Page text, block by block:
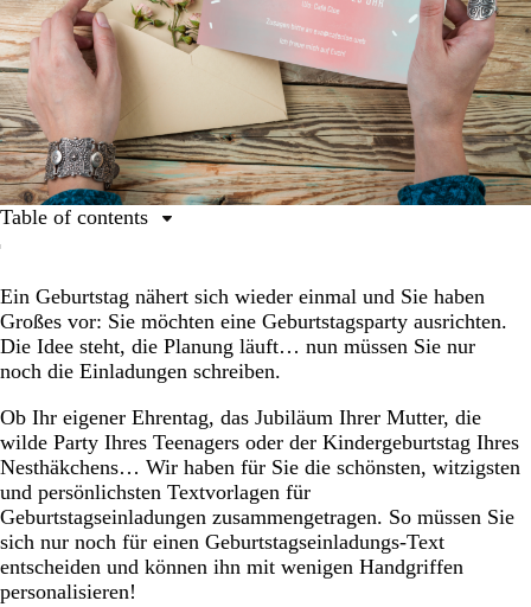
Ein Geburtstag nähert sich wieder einmal und Sie haben
Großes vor: Sie möchten eine Geburtstagsparty ausrichten.
Die Idee steht, die Planung läuft… nun müssen Sie nur
noch die Einladungen schreiben.
Ob Ihr eigener Ehrentag, das Jubiläum Ihrer Mutter, die
wilde Party Ihres Teenagers oder der Kindergeburtstag Ihres
Nesthäkchens… Wir haben für Sie die schönsten, witzigsten
und persönlichsten Textvorlagen für
Geburtstagseinladungen zusammengetragen. So müssen Sie
sich nur noch für einen Geburtstagseinladungs-Text
entscheiden und können ihn mit wenigen Handgriffen
personalisieren!
Table of contents
Text
2. Textvorlagen für Geburtstagseinladungen an Freunde
und Familie
3. Text für Einladungen zum Kindergeburtstag, zur
Teenager-Party oder für Erwachsene: Vorlagen
4. Sprüche für eine Einladung zum Geburtstag, die
etwas formeller sein soll
5. Vorlagen für lustige Einladungen zum Geburtstag
6. Vorlagen für moderne Einladungen
7. Vorlagen für besondere Einladungstexte